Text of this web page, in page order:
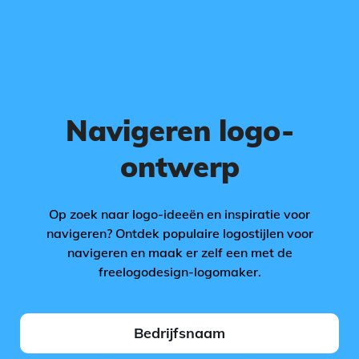
Navigeren logo-
ontwerp
Op zoek naar logo-ideeën en inspiratie voor
navigeren? Ontdek populaire logostijlen voor
navigeren en maak er zelf een met de
freelogodesign-logomaker.